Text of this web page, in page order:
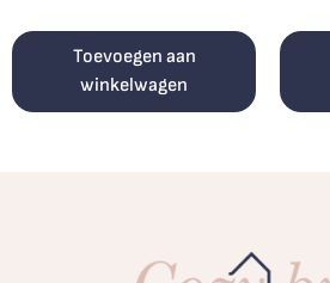
Toevoegen aan
winkelwagen